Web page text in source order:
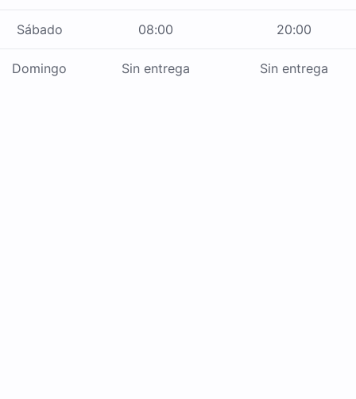
Sábado 08:00 20:00
Domingo Sin entrega Sin entrega